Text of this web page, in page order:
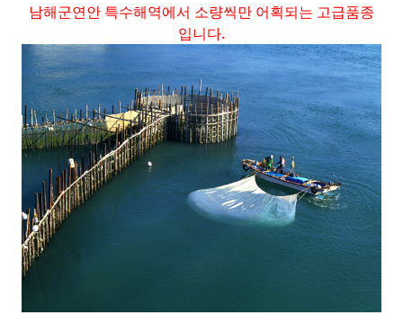
남해군연안 특수해역에서 소량씩만 어획되는 고급품종
입니다.